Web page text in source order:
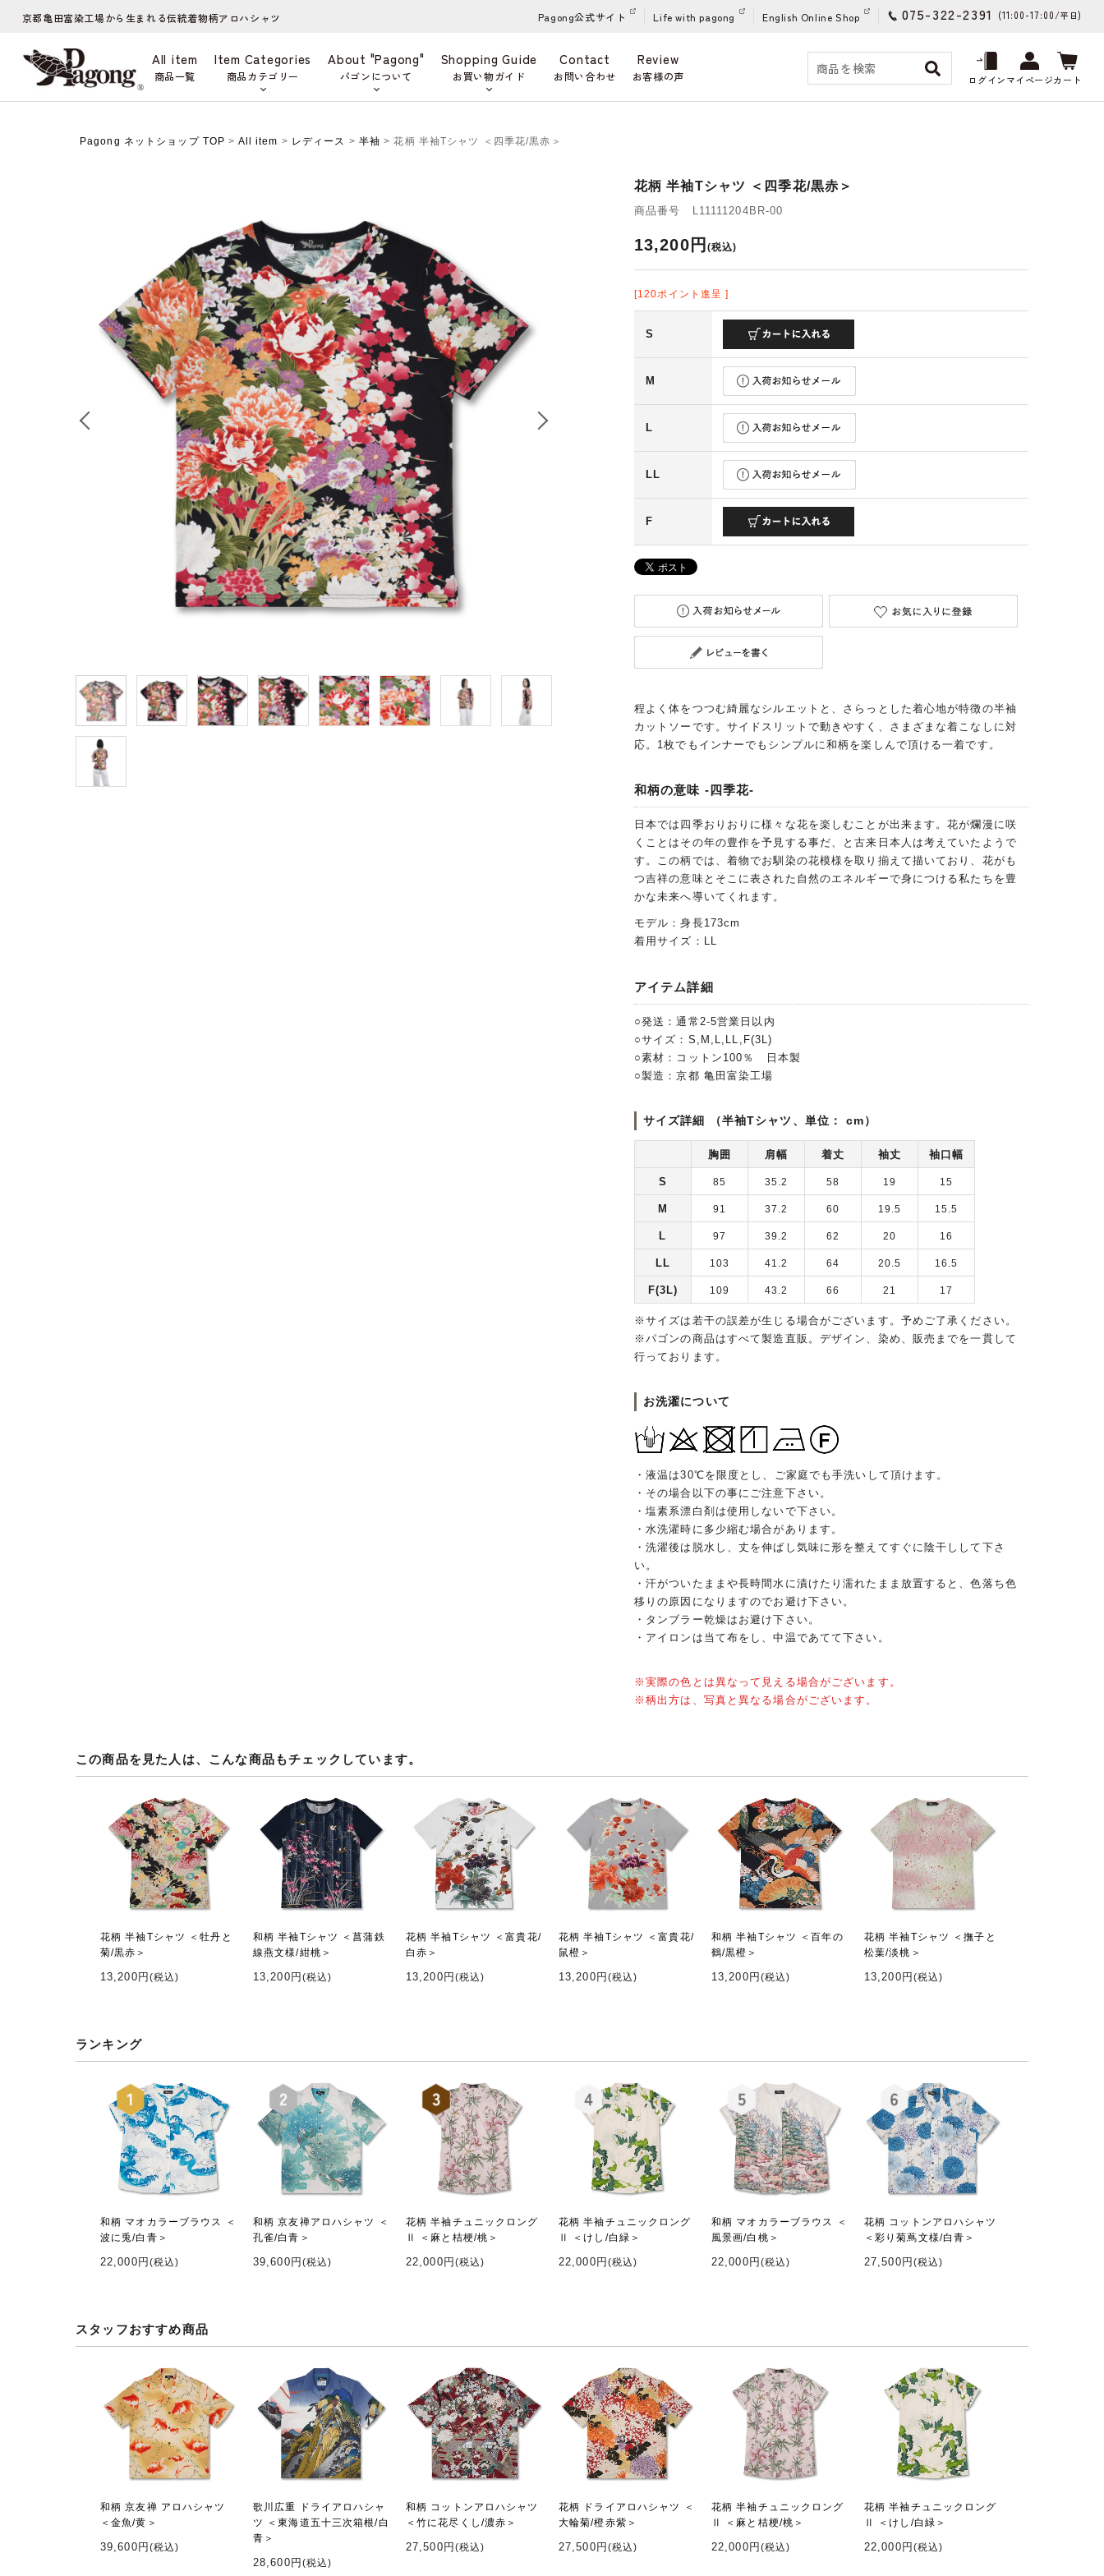
京都亀田富染工場から生まれる伝統着物柄アロハシャツ Pagong公式サイト Life with pagong English Online Shop 075-322-2391 (11:00-17:00/平日)
All item
商品一覧
Item Categories
商品カテゴリー
About "Pagong"
パゴンについて
Shopping Guide
お買い物ガイド
Contact
お問い合わせ
Review
お客様の声 ログインマイページカート
Pagong ネットショップ TOP > All item > レディース > 半袖 > 花柄 半袖Tシャツ ＜四季花/黒赤＞
花柄 半袖Tシャツ ＜四季花/黒赤＞
商品番号 L11111204BR-00
13,200円 (税込)
[120ポイント進呈 ]
S
M
L
LL
F
程よく体をつつむ綺麗なシルエットと、さらっとした着心地が特徴の半袖
カットソーです。サイドスリットで動きやすく、さまざまな着こなしに対
応。1枚でもインナーでもシンプルに和柄を楽しんで頂ける一着です。
和柄の意味 -四季花-
日本では四季おりおりに様々な花を楽しむことが出来ます。花が爛漫に咲
くことはその年の豊作を予見する事だ、と古来日本人は考えていたようで
す。この柄では、着物でお馴染の花模様を取り揃えて描いており、花がも
つ吉祥の意味とそこに表された自然のエネルギーで身につける私たちを豊
かな未来へ導いてくれます。
モデル：身長173cm
着用サイズ：LL
アイテム詳細
○発送：通常2-5営業日以内
○サイズ：S,M,L,LL,F(3L)
○素材：コットン100％ 日本製
○製造：京都 亀田富染工場
サイズ詳細 （半袖Tシャツ、単位： cm）
胸囲 肩幅 着丈 袖丈 袖口幅
S 85 35.2 58 19 15
M 91 37.2 60 19.5 15.5
L 97 39.2 62 20 16
LL 103 41.2 64 20.5 16.5
F(3L) 109 43.2 66 21 17
※サイズは若干の誤差が生じる場合がございます。予めご了承ください。
※パゴンの商品はすべて製造直販。デザイン、染め、販売までを一貫して
行っております。
お洗濯について
・液温は30℃を限度とし、ご家庭でも手洗いして頂けます。
・その場合以下の事にご注意下さい。
・塩素系漂白剤は使用しないで下さい。
・水洗濯時に多少縮む場合があります。
・洗濯後は脱水し、丈を伸ばし気味に形を整えてすぐに陰干しして下さ
い。
・汗がついたままや長時間水に漬けたり濡れたまま放置すると、色落ち色
移りの原因になりますのでお避け下さい。
・タンブラー乾燥はお避け下さい。
・アイロンは当て布をし、中温であてて下さい。
※実際の色とは異なって見える場合がございます。
※柄出方は、写真と異なる場合がございます。
この商品を見た人は、こんな商品もチェックしています。
花柄 半袖Tシャツ ＜牡丹と
菊/黒赤＞
13,200円 (税込)
和柄 半袖Tシャツ ＜菖蒲鉄
線燕文様/紺桃＞
13,200円 (税込)
花柄 半袖Tシャツ ＜富貴花/
白赤＞
13,200円 (税込)
花柄 半袖Tシャツ ＜富貴花/
鼠橙＞
13,200円 (税込)
和柄 半袖Tシャツ ＜百年の
鶴/黒橙＞
13,200円 (税込)
花柄 半袖Tシャツ ＜撫子と
松葉/淡桃＞
13,200円 (税込)
ランキング
和柄 マオカラーブラウス ＜
波に兎/白青＞
22,000円 (税込)
和柄 京友禅アロハシャツ ＜
孔雀/白青＞
39,600円 (税込)
花柄 半袖チュニックロング
Ⅱ ＜麻と桔梗/桃＞
22,000円 (税込)
花柄 半袖チュニックロング
Ⅱ ＜けし/白緑＞
22,000円 (税込)
和柄 マオカラーブラウス ＜
風景画/白桃＞
22,000円 (税込)
花柄 コットンアロハシャツ
＜彩り菊蔦文様/白青＞
27,500円 (税込)
スタッフおすすめ商品
和柄 京友禅 アロハシャツ
＜金魚/黄＞
39,600円 (税込)
歌川広重 ドライアロハシャ
ツ ＜東海道五十三次箱根/白
青＞
28,600円 (税込)
和柄 コットンアロハシャツ
＜竹に花尽くし/濃赤＞
27,500円 (税込)
花柄 ドライアロハシャツ ＜
大輪菊/橙赤紫＞
27,500円 (税込)
花柄 半袖チュニックロング
Ⅱ ＜麻と桔梗/桃＞
22,000円 (税込)
花柄 半袖チュニックロング
Ⅱ ＜けし/白緑＞
22,000円 (税込)